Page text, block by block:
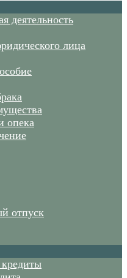
деятельность
лица
опека
отпуск
кредиты